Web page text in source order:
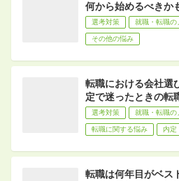
何から始めるべきか
選考対策 就職・転職の
その他の悩み
転職における会社選
定で迷ったときの転
選考対策 就職・転職の
転職に関する悩み 内定
転職は何年目がベス